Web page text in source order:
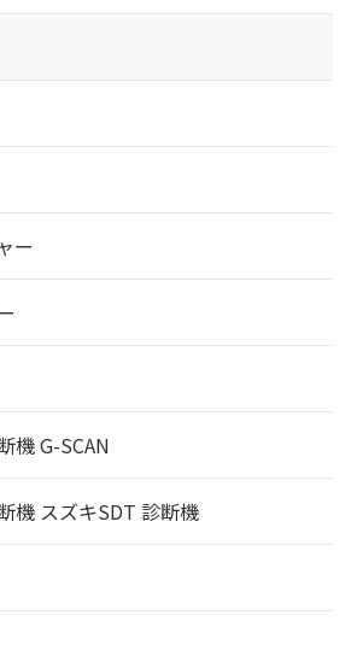
ー
機 G-SCAN
機 スズキSDT 診断機